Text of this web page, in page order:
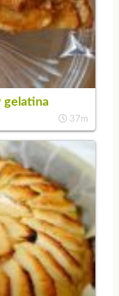
gelatina
37m